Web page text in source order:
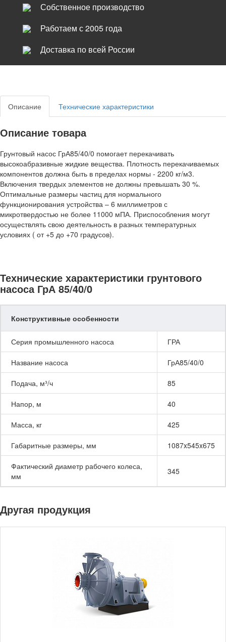
Собственное производство
Работаем с 2005 года
Доставка по всей России
Описание Технические характеристики
Описание товара
Грунтовый насос ГрА85/40/0 помогает перекачивать
высокоабразивные жидкие вещества. Плотность перекачиваемых
компонентов должна быть в пределах нормы - 2200 кг/м3.
Включения твердых элементов не должны превышать 30 %.
Оптимальные размеры частиц для нормального
функционирования устройства – 6 миллиметров с
микротвердостью не более 11000 мПА. Приспособления могут
осуществлять свою деятельность в разных температурных
условиях ( от +5 до +70 градусов).
Технические характеристики грунтового
насоса ГрА 85/40/0
Конструктивные особенности
Серия промышленного насоса ГРА
Название насоса ГрА85/40/0
Подача, м³/ч 85
Напор, м 40
Масса, кг 425
Габаритные размеры, мм 1087x545x675
Фактический диаметр рабочего колеса,
мм
345
Другая продукция